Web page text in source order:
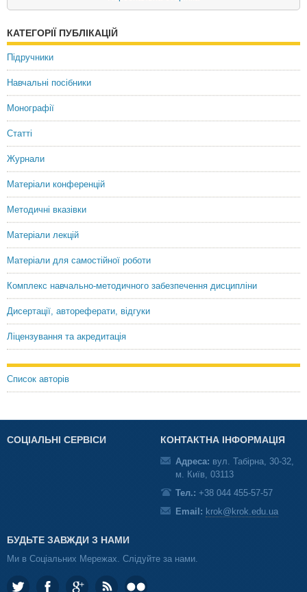
Doctor of Economic Sciences, Associate Professor
КАТЕГОРІЇ ПУБЛІКАЦІЙ
Підручники
Навчальні посібники
Монографії
Статті
Журнали
Матеріали конференцій
Методичні вказівки
Матеріали лекцій
Матеріали для самостійної роботи
Комплекс навчально-методичного забезпечення дисципліни
Дисертації, автореферати, відгуки
Ліцензування та акредитація
Список авторів
СОЦІАЛЬНІ СЕРВІСИ КОНТАКТНА ІНФОРМАЦІЯ
Адреса: вул. Табірна, 30-32,
м. Київ, 03113
Тел.: +38 044 455-57-57
Email: krok@krok.edu.ua
БУДЬТЕ ЗАВЖДИ З НАМИ
Ми в Соціальних Мережах. Слідуйте за нами.